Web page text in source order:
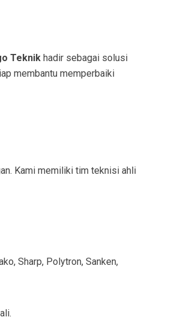
Teknik hadir sebagai solusi
membantu memperbaiki
Kami memiliki tim teknisi ahli
Sharp, Polytron, Sanken,